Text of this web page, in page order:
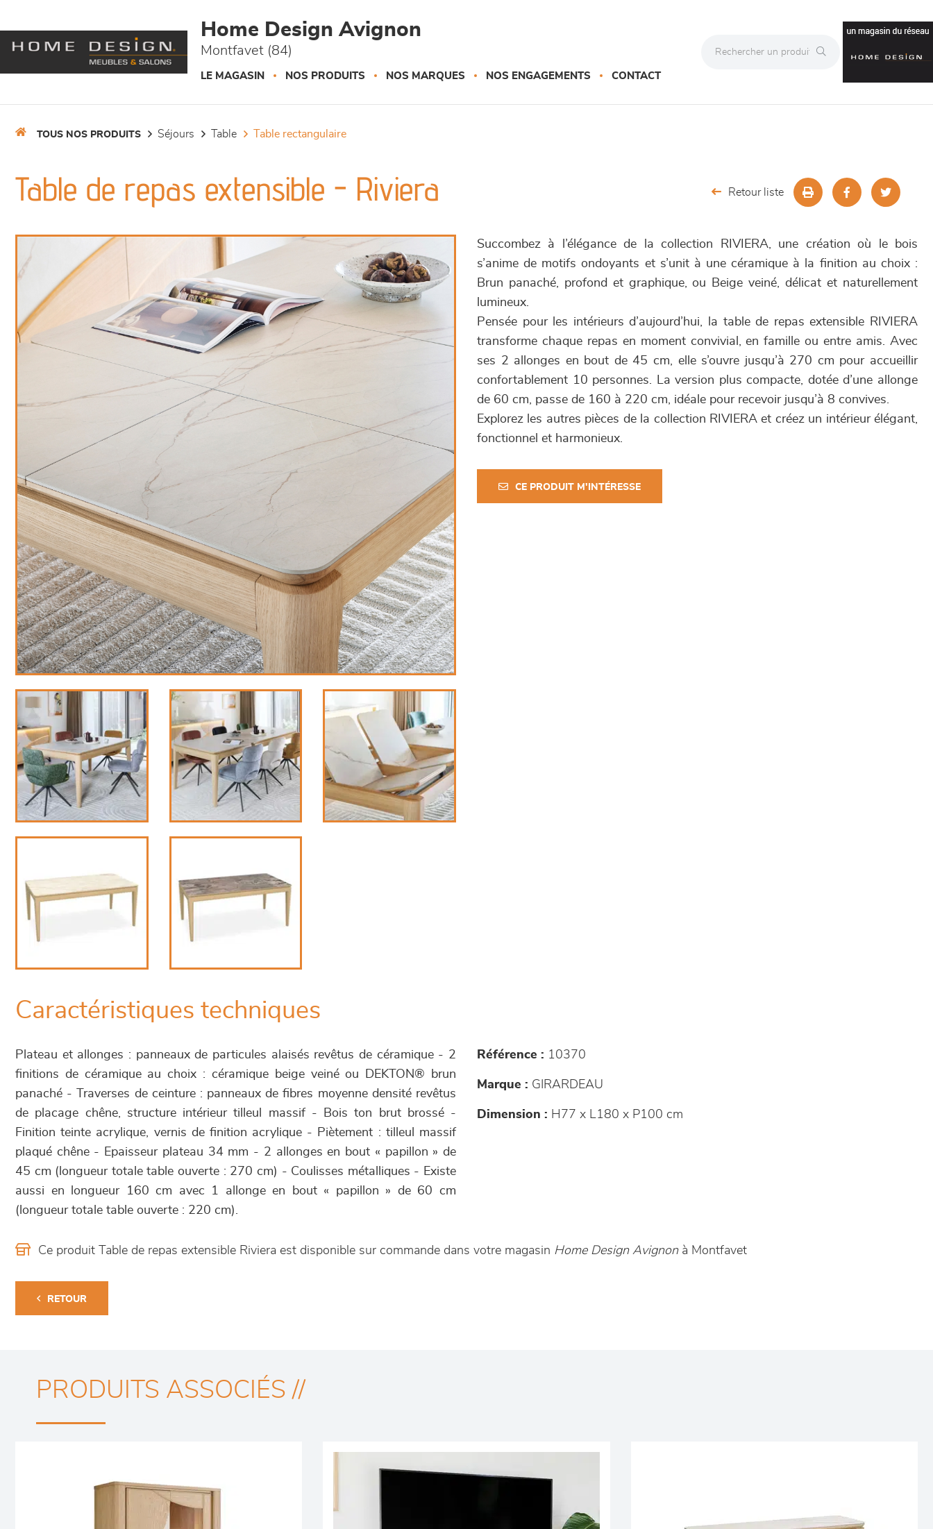
Home Design Avignon
Montfavet (84)
LE MAGASIN NOS PRODUITS NOS MARQUES NOS ENGAGEMENTS CONTACT
TOUS NOS PRODUITS séjours table table rectangulaire
Table de repas extensible - Riviera Retour liste
Succombez à l’élégance de la collection RIVIERA, une création où le bois
s’anime de motifs ondoyants et s’unit à une céramique à la finition au choix :
Brun panaché, profond et graphique, ou Beige veiné, délicat et naturellement
lumineux.
Pensée pour les intérieurs d’aujourd’hui, la table de repas extensible RIVIERA
transforme chaque repas en moment convivial, en famille ou entre amis. Avec
ses 2 allonges en bout de 45 cm, elle s’ouvre jusqu’à 270 cm pour accueillir
confortablement 10 personnes. La version plus compacte, dotée d’une allonge
de 60 cm, passe de 160 à 220 cm, idéale pour recevoir jusqu’à 8 convives.
Explorez les autres pièces de la collection RIVIERA et créez un intérieur élégant,
fonctionnel et harmonieux.
CE PRODUIT M'INTÉRESSE
Caractéristiques techniques
Plateau et allonges : panneaux de particules alaisés revêtus de céramique - 2
finitions de céramique au choix : céramique beige veiné ou DEKTON® brun
panaché - Traverses de ceinture : panneaux de fibres moyenne densité revêtus
de placage chêne, structure intérieur tilleul massif - Bois ton brut brossé -
Finition teinte acrylique, vernis de finition acrylique - Piètement : tilleul massif
plaqué chêne - Epaisseur plateau 34 mm - 2 allonges en bout « papillon » de
45 cm (longueur totale table ouverte : 270 cm) - Coulisses métalliques - Existe
aussi en longueur 160 cm avec 1 allonge en bout « papillon » de 60 cm
(longueur totale table ouverte : 220 cm).
Référence : 10370
Marque : GIRARDEAU
Dimension : H77 x L180 x P100 cm
Ce produit Table de repas extensible Riviera est disponible sur commande dans votre magasin Home Design Avignonà Montfavet
RETOUR
PRODUITS ASSOCIÉS //